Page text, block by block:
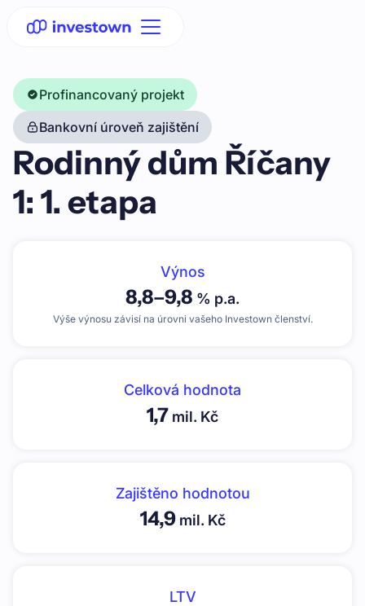
Profinancovaný projekt
Bankovní úroveň zajištění
Rodinný dům Říčany
1: 1. etapa
Výnos
8,8–9,8 % p.a.
Výše výnosu závisí na úrovni vašeho Investown členství.
Celková hodnota
1,7 mil. Kč
Zajištěno hodnotou
14,9mil. Kč
LTV